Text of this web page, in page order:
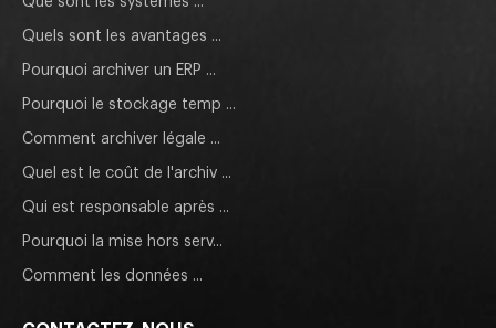
Quels sont les avantages ...
Pourquoi archiver un ERP ...
Pourquoi le stockage temp ...
Comment archiver légale ...
Quel est le coût de l'archiv ...
Qui est responsable après ...
Pourquoi la mise hors serv...
Comment les données ...